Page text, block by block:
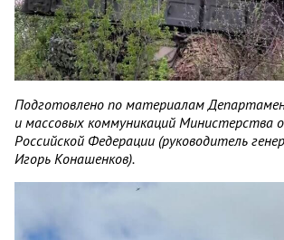
Подготовлено по материалам
и массовых коммуникаций Министерства
Российской Федерации (руководитель
Игорь Конашенков).